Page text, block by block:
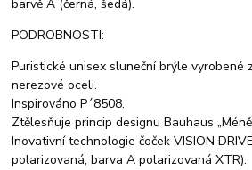
barvě A (černá, šedá).
PODROBNOSTI:
Puristické unisex sluneční brýle vyrobené
nerezové oceli.
Inspirováno P´8508.
Ztělesňuje princip designu Bauhaus „Méně
Inovativní technologie čoček VISION
polarizovaná, barva A polarizovaná XTR).